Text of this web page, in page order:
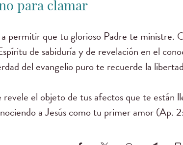
para clamar
permitir que tu glorioso Padre te ministre.
de sabiduría y de revelación en el
del evangelio puro te recuerde la
el objeto de tus afectos que te están
a Jesús como tu primer amor (Ap.